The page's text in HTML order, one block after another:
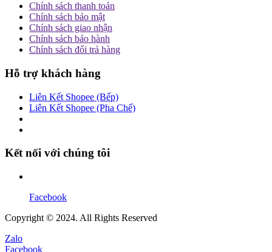
Chính sách thanh toán
Chính sách bảo mật
Chính sách giao nhận
Chính sách bảo hành
Chính sách đổi trả hàng
Hỗ trợ khách hàng
Liên Kết Shopee (Bếp)
Liên Kết Shopee (Pha Chế)
Kết nối với chúng tôi
Facebook
Copyright © 2024. All Rights Reserved
Zalo
Facebook